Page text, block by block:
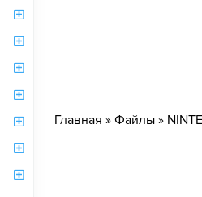
Главная » Файлы »